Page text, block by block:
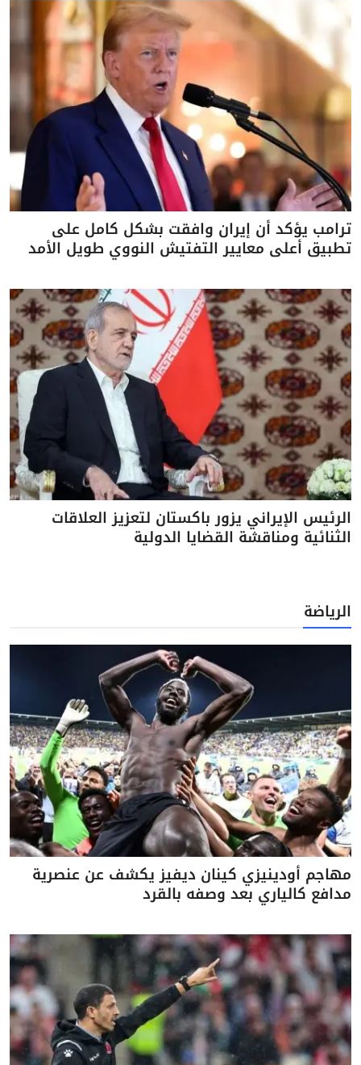
ترامب يؤكد أن إيران وافقت بشكل كامل على
تطبيق أعلى معايير التفتيش النووي طويل الأمد
الرئيس الإيراني يزور باكستان لتعزيز العلاقات
الثنائية ومناقشة القضايا الدولية
الرياضة
مهاجم أودينيزي كينان ديفيز يكشف عن عنصرية
مدافع كالياري بعد وصفه بالقرد